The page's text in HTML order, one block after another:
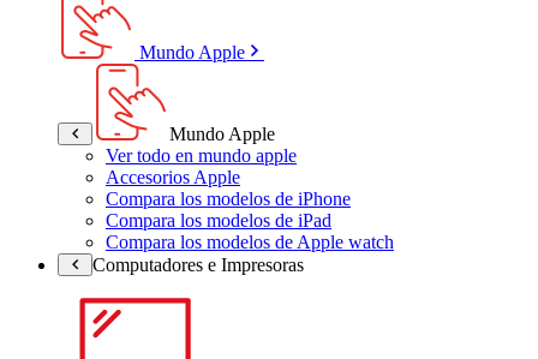
Mundo Apple
Mundo Apple
Ver todo en mundo apple
Accesorios Apple
Compara los modelos de iPhone
Compara los modelos de iPad
Compara los modelos de Apple watch
Computadores e Impresoras